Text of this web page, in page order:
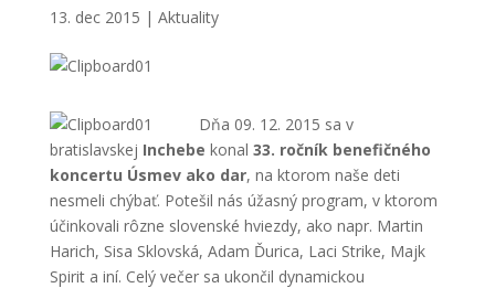
13. dec 2015 | Aktuality
Dňa 09. 12. 2015 sa v
bratislavskej Inchebe konal 33. ročník benefičného
koncertu Úsmev ako dar, na ktorom naše deti
nesmeli chýbať. Potešil nás úžasný program, v ktorom
účinkovali rôzne slovenské hviezdy, ako napr. Martin
Harich, Sisa Sklovská, Adam Ďurica, Laci Strike, Majk
Spirit a iní. Celý večer sa ukončil dynamickou